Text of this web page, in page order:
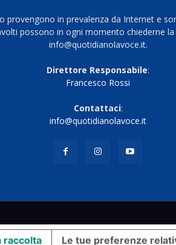
in prevalenza da Internet e
possono in ogni momento chiederne
info@quotidianolavoce.it.
Direttore Responsabile:
Francesco Rossi
Contattaci:
info@quotidianolavoce.it
raccolta Le tue preferenze